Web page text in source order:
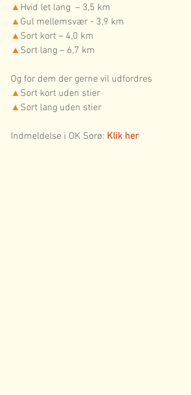
▲ Hvid let lang  – 3,5 km
▲ Gul mellemsvær - 3,9 km
▲ Sort kort – 4,0 km
▲ Sort lang – 6,7 km
Og for dem der gerne vil udfordres
▲ Sort kort uden stier
▲ Sort lang uden stier
Indmeldelse i OK Sorø: Klik her